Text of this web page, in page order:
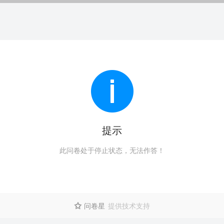
提示
此问卷处于停止状态，无法作答！
 问卷星 提供技术支持